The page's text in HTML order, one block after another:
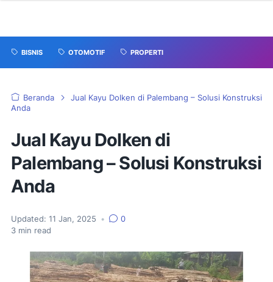
BISNIS OTOMOTIF PROPERTI
Beranda
Jual Kayu Dolken di Palembang – Solusi Konstruksi
Anda
Jual Kayu Dolken di
Palembang – Solusi Konstruksi
Anda
Updated: 11 Jan, 2025 •
0
3 min read